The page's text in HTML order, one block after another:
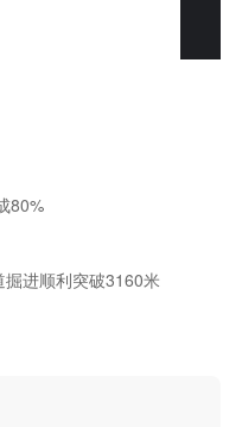
80%
进顺利突破3160米